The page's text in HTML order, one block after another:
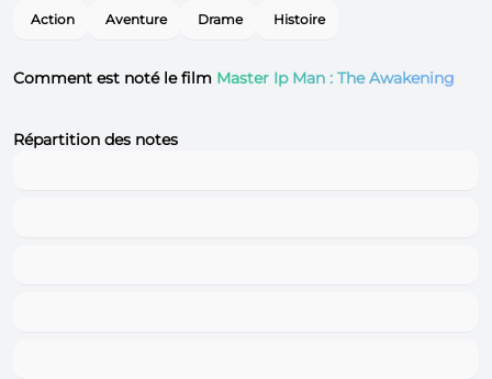
Action Aventure Drame Histoire
Comment est noté le film Master Ip Man : The Awakening
Répartition des notes